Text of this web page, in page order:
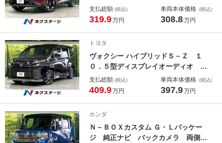
Ｄ プロパイロット 純正１２．３型
ナビ 全周囲カメラ ブラインドスポ
源 パワーシート ＥＴＣ シートヒ
ーター
支払総額 (税込)
319.9万円
車両本体価格 (税込)
308.8万円
トヨタ
ヴォクシー ハイブリッドＳ－Ｚ １
０．５型ディスプレイオーディオ 全
周囲カメラ 禁煙車 衝突軽減 両側
電動ドア １００Ｖ電源 レーダーク
ド ＥＴＣ２．０
支払総額 (税込)
409.9万円
車両本体価格 (税込)
397.9万円
ホンダ
Ｎ－ＢＯＸカスタム Ｇ・Ｌパッケー
ジ 純正ナビ バックカメラ 両側電